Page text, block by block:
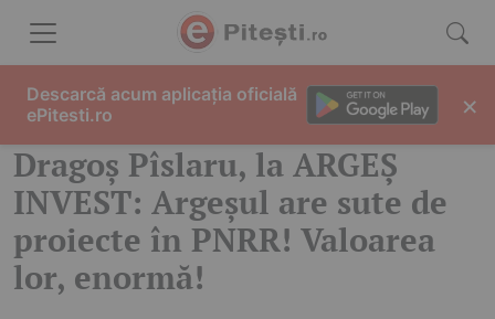
Dragoș Pîslaru, la ARGEȘ
INVEST: Argeșul are sute de
proiecte în PNRR! Valoarea
lor, enormă!
Descarcă acum aplicația oficială
ePitesti.ro
×